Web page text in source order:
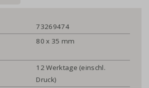
73269474
80 x 35 mm
12 Werktage (einschl.
Druck)